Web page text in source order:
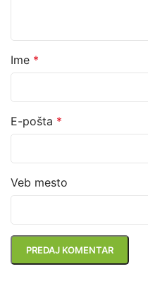
Ime *
E-pošta *
Veb mesto